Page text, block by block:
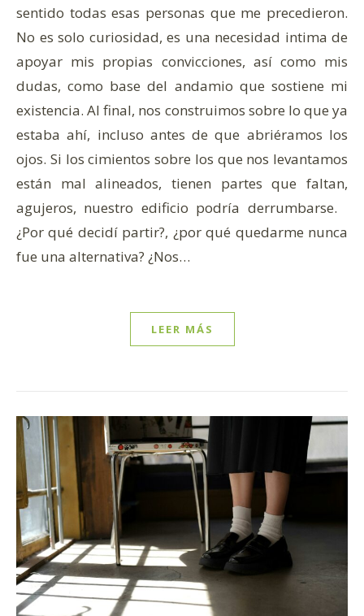
sentido todas esas personas que me precedieron.
No es solo curiosidad, es una necesidad intima de
apoyar mis propias convicciones, así como mis
dudas, como base del andamio que sostiene mi
existencia. Al final, nos construimos sobre lo que ya
estaba ahí, incluso antes de que abriéramos los
ojos. Si los cimientos sobre los que nos levantamos
están mal alineados, tienen partes que faltan,
agujeros, nuestro edificio podría derrumbarse.
¿Por qué decidí partir?, ¿por qué quedarme nunca
fue una alternativa? ¿Nos…
LEER MÁS